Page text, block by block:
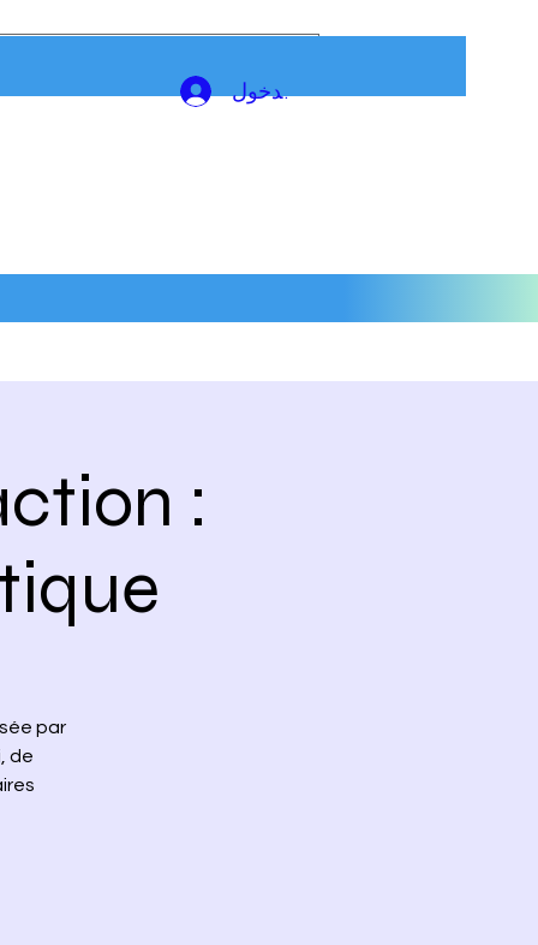
تسجيل الدخول
:
par
de